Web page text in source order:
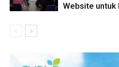
Website untuk